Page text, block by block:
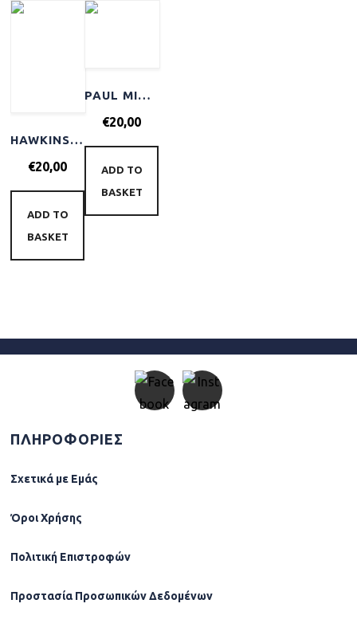
HAWKINS & BRIMBLE OIL CONTROL MOISTURISER 100ML
€20,00
ADD TO
BASKET
PAUL MITCHELL BABY DON’T CRY SHAMPOO
€20,00
ADD TO
BASKET
ΠΛΗΡΟΦΟΡΙΕΣ
Σχετικά µε Εµάς
Όροι Χρήσης
Πολιτική Επιστροφών
Προστασία Προσωπικών Δεδομένων